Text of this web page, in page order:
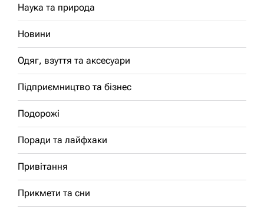
Наука та природа
Новини
Одяг, взуття та аксесуари
Підприємництво та бізнес
Подорожі
Поради та лайфхаки
Привітання
Прикмети та сни